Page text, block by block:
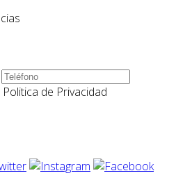
Politica de Privacidad